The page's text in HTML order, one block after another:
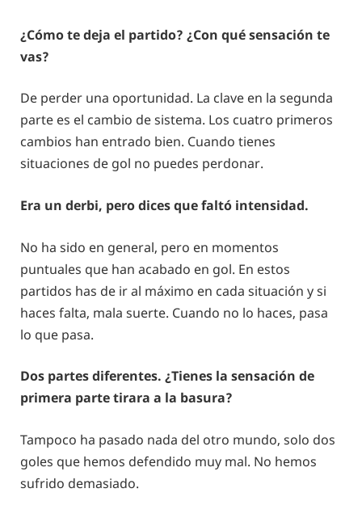
¿Cómo te deja el partido? ¿Con qué sensación te
vas?
De perder una oportunidad. La clave en la segunda
parte es el cambio de sistema. Los cuatro primeros
cambios han entrado bien. Cuando tienes
situaciones de gol no puedes perdonar.
Era un derbi, pero dices que faltó intensidad.
No ha sido en general, pero en momentos
puntuales que han acabado en gol. En estos
partidos has de ir al máximo en cada situación y si
haces falta, mala suerte. Cuando no lo haces, pasa
lo que pasa.
Dos partes diferentes. ¿Tienes la sensación de
primera parte tirara a la basura?
Tampoco ha pasado nada del otro mundo, solo dos
goles que hemos defendido muy mal. No hemos
sufrido demasiado.